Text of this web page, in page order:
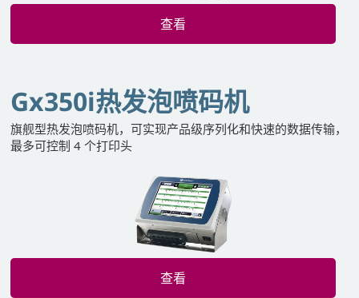
查看
Gx350i热发泡喷码机
旗舰型热发泡喷码机，可实现产品级序列化和快速的数据传输，
最多可控制 4 个打印头
查看